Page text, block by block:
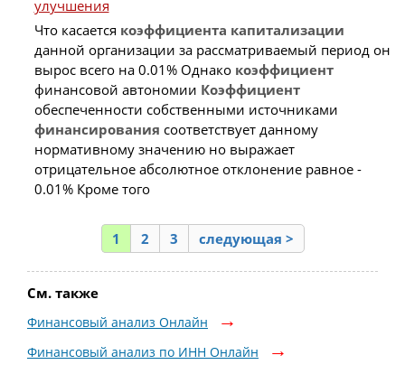
улучшения
Что касается коэффициента капитализации
данной организации за рассматриваемый период он
вырос всего на 0.01% Однако коэффициент
финансовой автономии Коэффициент
обеспеченности собственными источниками
финансирования соответствует данному
нормативному значению но выражает
отрицательное абсолютное отклонение равное -
0.01% Кроме того
1 2 3 следующая >
См. также
Финансовый анализ Онлайн
Финансовый анализ по ИНН Онлайн